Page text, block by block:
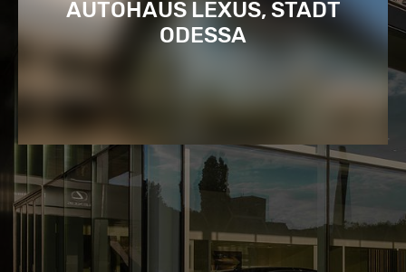
AUTOHAUS LEXUS, STADT
ODESSA